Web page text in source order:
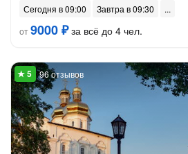
Сегодня в 09:00
Завтра в 09:30
от9000 ₽за всё до 4 чел.
96 отзывов